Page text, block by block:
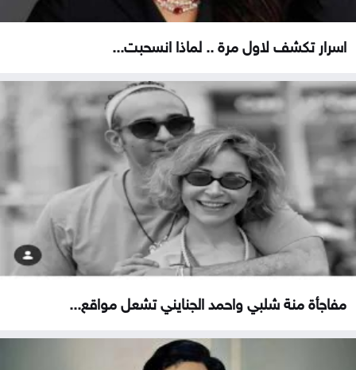
اسرار تكشف لاول مرة .. لماذا انسحبت...
مفاجأة منة شلبي واحمد الجنايني تشعل مواقع...